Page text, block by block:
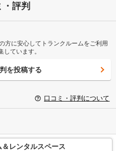
・評判
方に安心してトランクルームをご利用
ています。
を投稿する
口コミ・評判について
レンタルスペース